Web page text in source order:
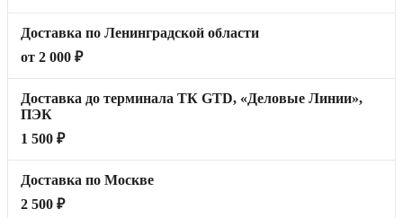
Доставка по Ленинградской области
от 2 000 ₽
Доставка до терминала ТК GTD, «Деловые Линии»,
ПЭК
1 500 ₽
Доставка по Москве
2 500 ₽